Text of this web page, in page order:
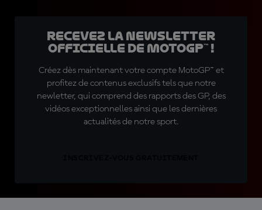
Recevez la Newsletter
officielle de MotoGP™ !
Créez dès maintenant votre compte MotoGP™ et
profitez de contenus exclusifs tels que notre
newletter, qui comprend des rapports des GP, des
vidéos exceptionnelles ainsi que les dernières
actualités de notre sport.